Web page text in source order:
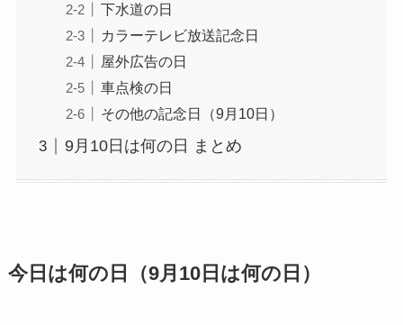
下水道の日
カラーテレビ放送記念日
屋外広告の日
車点検の日
その他の記念日（9月10日）
9月10日は何の日 まとめ
今日は何の日（9月10日は何の日）